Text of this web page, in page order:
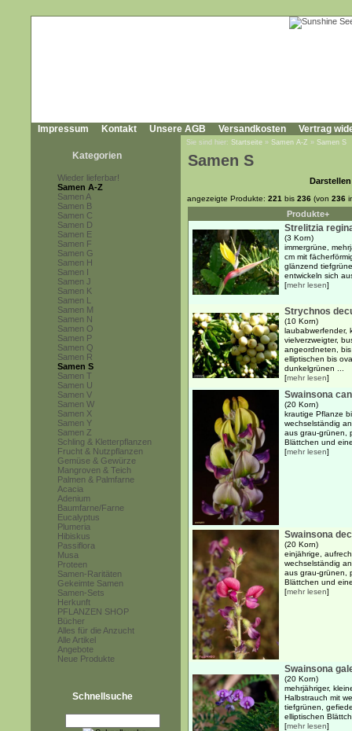
Impressum Kontakt Unsere AGB Versandkosten Vertrag
Kategorien
Wieder lieferbar!
Samen A-Z
Samen A
Samen B
Samen C
Samen D
Samen E
Samen F
Samen G
Samen H
Samen I
Samen J
Samen K
Samen L
Samen M
Samen N
Samen O
Samen P
Samen Q
Samen R
Samen S
Samen T
Samen U
Samen V
Samen W
Samen X
Samen Y
Samen Z
Schling & Kletterpflanzen
Frucht & Nutzpflanzen
Gemüse & Gewürze
Mangroven & Teich
Palmen & Palmfarne
Acacia
Adenium
Baumfarne/Farne
Eucalyptus
Plumeria
Hibiskus
Passiflora
Musa
Proteen
Samen-Raritäten
Gekeimte Samen
Samen-Sets
Herkunft
PFLANZEN SHOP
Bücher
Alles für die Anzucht
Alle Artikel
Angebote
Neue Produkte
Schnellsuche
Sie sind hier: Startseite » Samen A-Z » Samen S
Samen S
angezeigte Produkte: 221 bis 236 (von 236
Produkte+
Strelitzia
(3 Korn)
immergrüne,
cm mit
glänzend
entwickeln sich
[mehr lesen]
Strychnos
(10 Korn)
laubabwerfender,
vielverzweigter,
angeordneten,
elliptischen bis
dunkelgrünen ...
[mehr lesen]
Swainsona
(20 Korn)
krautige Pflanze
wechselständig
aus grau-grünen,
Blättchen und
[mehr lesen]
Swainsona
(20 Korn)
einjährige,
wechselständig
aus grau-grünen,
Blättchen und
[mehr lesen]
Swainsona
(20 Korn)
mehrjähriger,
Halbstrauch mit
tiefgrünen,
elliptischen
[mehr lesen]